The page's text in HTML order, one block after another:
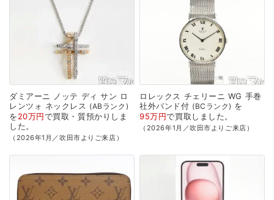
ダミアーニ ノッテ ディ サン ロ
レンツォ ネックレス ABランク
を20万円で買取・質預かり しま
した。
（2026年1月／吹田市よりご来店）
ロレックス チェリーニ WG 手巻
社外バンド付
BCランク
を
95万円で買取 しました。
（2026年1月／吹田市よりご来店）